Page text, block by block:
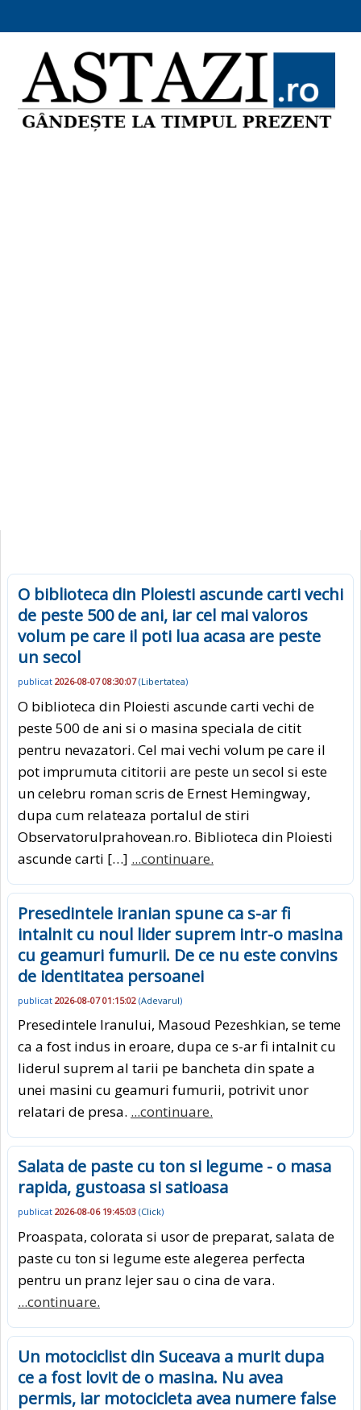
O biblioteca din Ploiesti ascunde carti vechi
de peste 500 de ani, iar cel mai valoros
volum pe care il poti lua acasa are peste
un secol
publicat 2026-08-07 08:30:07(Libertatea)
O biblioteca din Ploiesti ascunde carti vechi de
peste 500 de ani si o masina speciala de citit
pentru nevazatori. Cel mai vechi volum pe care il
pot imprumuta cititorii are peste un secol si este
un celebru roman scris de Ernest Hemingway,
dupa cum relateaza portalul de stiri
Observatorulprahovean.ro. Biblioteca din Ploiesti
ascunde carti […] ...continuare.
Presedintele iranian spune ca s-ar fi
intalnit cu noul lider suprem intr-o masina
cu geamuri fumurii. De ce nu este convins
de identitatea persoanei
publicat 2026-08-07 01:15:02 (Adevarul)
Presedintele Iranului, Masoud Pezeshkian, se teme
ca a fost indus in eroare, dupa ce s-ar fi intalnit cu
liderul suprem al tarii pe bancheta din spate a
unei masini cu geamuri fumurii, potrivit unor
relatari de presa. ...continuare.
Salata de paste cu ton si legume - o masa
rapida, gustoasa si satioasa
publicat 2026-08-06 19:45:03 (Click)
Proaspata, colorata si usor de preparat, salata de
paste cu ton si legume este alegerea perfecta
pentru un pranz lejer sau o cina de vara.
...continuare.
Un motociclist din Suceava a murit dupa
ce a fost lovit de o masina. Nu avea
permis, iar motocicleta avea numere false